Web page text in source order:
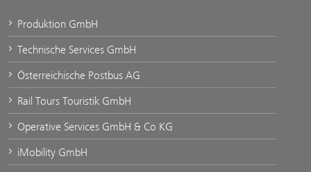
Produktion GmbH
Technische Services GmbH
Österreichische Postbus AG
Rail Tours Touristik GmbH
Operative Services GmbH & Co KG
iMobility GmbH